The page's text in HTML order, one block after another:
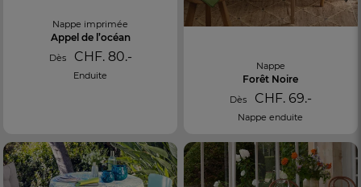
Nappe imprimée
Appel de l’océan
Dès CHF. 80.-
Enduite
Nappe
Forêt Noire
Dès CHF. 69.-
Nappe enduite